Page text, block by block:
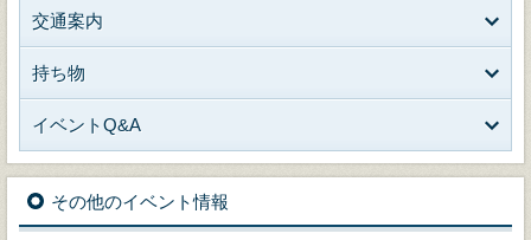
交通案内
持ち物
イベントQ&A
その他のイベント情報